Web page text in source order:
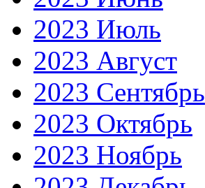
2023 Июль
2023 Август
2023 Сентябрь
2023 Октябрь
2023 Ноябрь